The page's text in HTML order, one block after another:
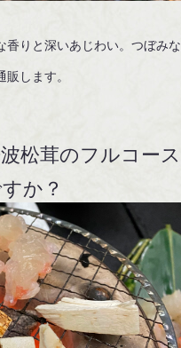
香りと深いあじわい。つぼみな
します。
松茸のフルコース
か？